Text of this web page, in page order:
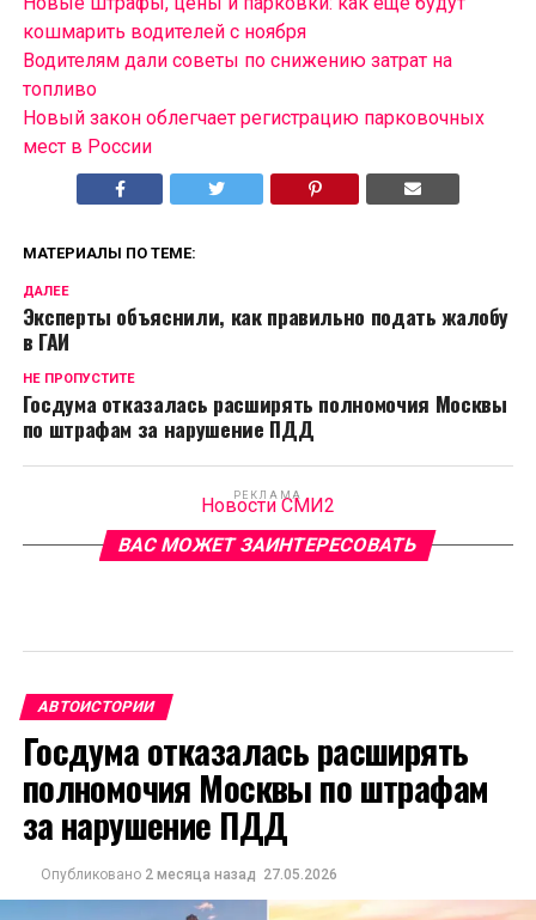
кошмарить водителей с ноября
Водителям дали советы по снижению затрат на
топливо
Новый закон облегчает регистрацию парковочных
мест в России
МАТЕРИАЛЫ ПО ТЕМЕ:
ДАЛЕЕ
Эксперты объяснили, как правильно подать жалобу
в ГАИ
НЕ ПРОПУСТИТЕ
Госдума отказалась расширять полномочия Москвы
по штрафам за нарушение ПДД
РЕКЛАМА
Новости СМИ2
ВАС МОЖЕТ ЗАИНТЕРЕСОВАТЬ
АВТОИСТОРИИ
Госдума отказалась расширять
полномочия Москвы по штрафам
за нарушение ПДД
Опубликовано 2 месяца назад 27.05.2026